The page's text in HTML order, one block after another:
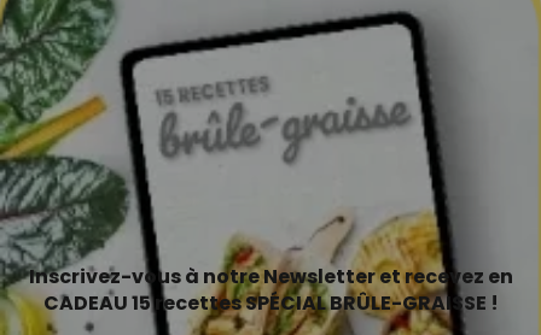
Inscrivez-vous à notre Newsletter et recevez en
CADEAU 15 recettes SPÉCIAL BRÛLE-GRAISSE !